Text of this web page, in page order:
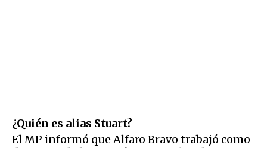
¿Quién es alias Stuart?
El MP informó que Alfaro Bravo trabajó como